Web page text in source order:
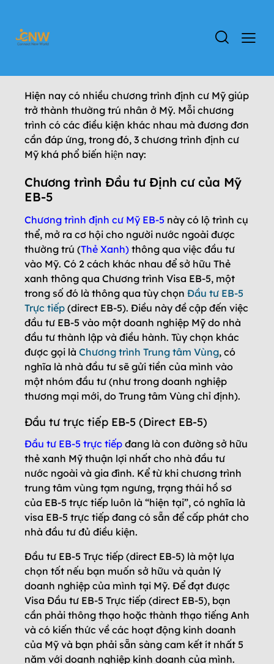
Hiện nay có nhiều chương trình định cư Mỹ giúp
trở thành thường trú nhân ở Mỹ. Mỗi chương
trình có các điều kiện khác nhau mà đương đơn
cần đáp ứng, trong đó, 3 chương trình định cư
Mỹ khá phổ biến hiện nay:
Chương trình Đầu tư Định cư của Mỹ
EB-5
Chương trình định cư Mỹ EB-5 này có lộ trình cụ
thể, mở ra cơ hội cho người nước ngoài được
thường trú (Thẻ Xanh) thông qua việc đầu tư
vào Mỹ. Có 2 cách khác nhau để sở hữu Thẻ
xanh thông qua Chương trình Visa EB-5, một
trong số đó là thông qua tùy chọn Đầu tư EB-5
Trực tiếp (direct EB-5). Điều này đề cập đến việc
đầu tư EB-5 vào một doanh nghiệp Mỹ do nhà
đầu tư thành lập và điều hành. Tùy chọn khác
được gọi là Chương trình Trung tâm Vùng, có
nghĩa là nhà đầu tư sẽ gửi tiền của mình vào
một nhóm đầu tư (như trong doanh nghiệp
thương mại mới, do Trung tâm Vùng chỉ định).
Đầu tư trực tiếp EB-5 (Direct EB-5)
Đầu tư EB-5 trực tiếp đang là con đường sở hữu
thẻ xanh Mỹ thuận lợi nhất cho nhà đầu tư
nước ngoài và gia đình. Kể từ khi chương trình
trung tâm vùng tạm ngưng, trạng thái hồ sơ
của EB-5 trực tiếp luôn là “hiện tại”, có nghĩa là
visa EB-5 trực tiếp đang có sẵn để cấp phát cho
nhà đầu tư đủ điều kiện.
Đầu tư EB-5 Trực tiếp (direct EB-5) là một lựa
chọn tốt nếu bạn muốn sở hữu và quản lý
doanh nghiệp của mình tại Mỹ. Để đạt được
Visa Đầu tư EB-5 Trực tiếp (direct EB-5), bạn
cần phải thông thạo hoặc thành thạo tiếng Anh
và có kiến ​​thức về các hoạt động kinh doanh
của Mỹ và bạn phải sẵn sàng cam kết ít nhất 5
năm với doanh nghiệp kinh doanh của mình.